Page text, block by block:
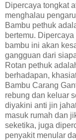
Dipercaya tongkat
menghalau
Bambu pethuk
bertemu.
bambu ini akan
gangguan dari
Rotan pethuk
berhadapan,
Bambu Carang
rebung dan keluar
diyakini anti jin
masuk rumah dan
seketika, juga
penyakit menular